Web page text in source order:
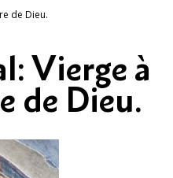
de Dieu.
Vierge à
de Dieu.